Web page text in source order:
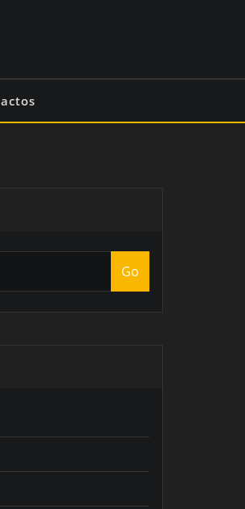
Go